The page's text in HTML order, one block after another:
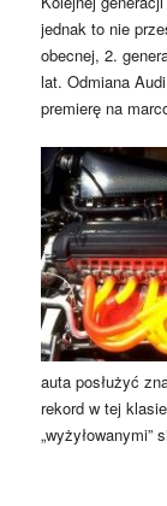
jednak to nie
obecnej, 2.
lat. Odmiana
premierę na
auta posłużyć
rekord w tej
„wyżyłowanymi”